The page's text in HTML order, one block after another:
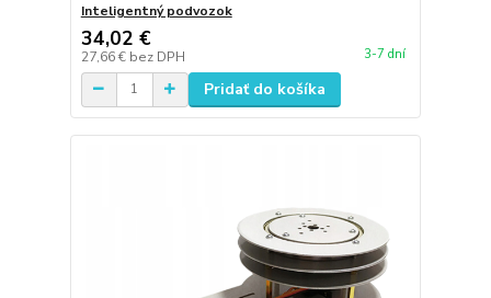
Inteligentný podvozok
34,02 €
27,66 € bez DPH 3-7 dní
Pridať do košíka